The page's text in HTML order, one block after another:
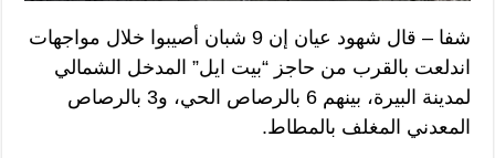
شفا – قال شهود عيان إن 9 شبان أصيبوا خلال مواجهات
اندلعت بالقرب من حاجز “بيت ايل” المدخل الشمالي
لمدينة البيرة، بينهم 6 بالرصاص الحي، و3 بالرصاص
المعدني المغلف بالمطاط.